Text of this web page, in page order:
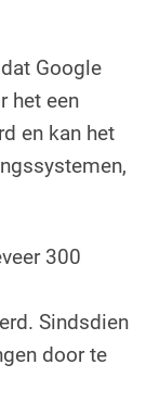
Google
het een
en kan het
300
Sindsdien
door te